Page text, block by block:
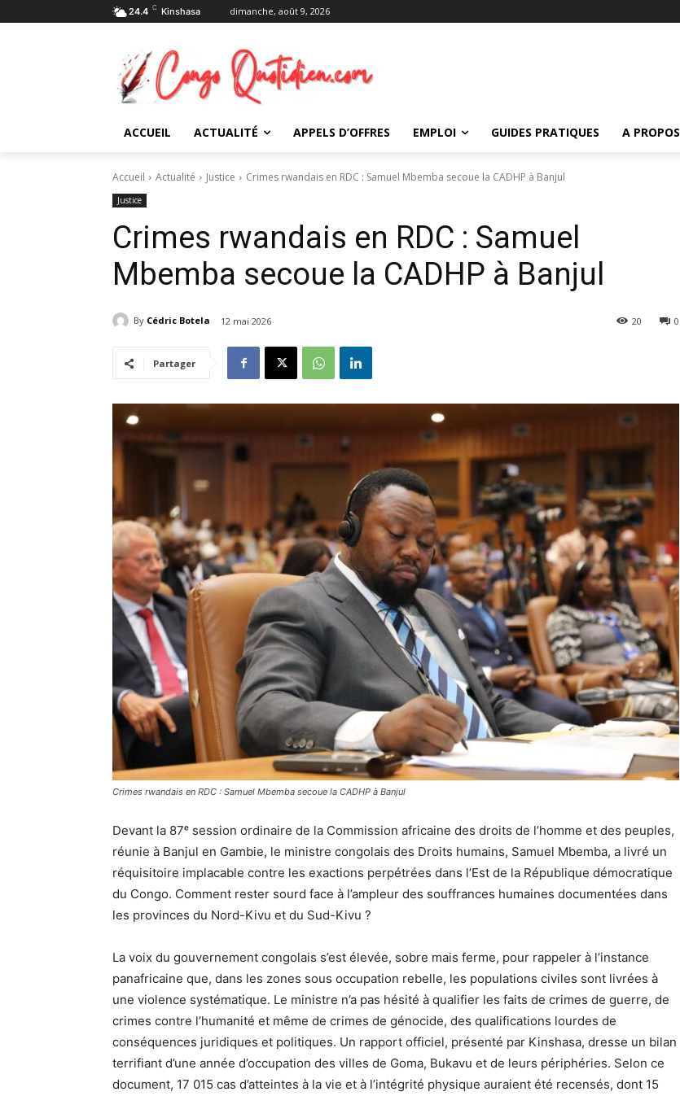
24.4 C Kinshasa dimanche, août 9, 2026
ACCUEIL ACTUALITÉ APPELS D’OFFRES EMPLOI GUIDES PRATIQUES A PROPOS
Accueil Actualité Justice Crimes rwandais en RDC : Samuel Mbemba secoue la CADHP à Banjul
Justice
Crimes rwandais en RDC : Samuel
Mbemba secoue la CADHP à Banjul
By Cédric Botela 12 mai 2026 0
20
Partager
Crimes rwandais en RDC : Samuel Mbemba secoue la CADHP à Banjul
Devant la 87ᵉ session ordinaire de la Commission africaine des droits de l’homme et des peuples,
réunie à Banjul en Gambie, le ministre congolais des Droits humains, Samuel Mbemba, a livré un
réquisitoire implacable contre les exactions perpétrées dans l’Est de la République démocratique
du Congo. Comment rester sourd face à l’ampleur des souffrances humaines documentées dans
les provinces du Nord-Kivu et du Sud-Kivu ?
La voix du gouvernement congolais s’est élevée, sobre mais ferme, pour rappeler à l’instance
panafricaine que, dans les zones sous occupation rebelle, les populations civiles sont livrées à
une violence systématique. Le ministre n’a pas hésité à qualifier les faits de crimes de guerre, de
crimes contre l’humanité et même de crimes de génocide, des qualifications lourdes de
conséquences juridiques et politiques. Un rapport officiel, présenté par Kinshasa, dresse un bilan
terrifiant d’une année d’occupation des villes de Goma, Bukavu et de leurs périphéries. Selon ce
document, 17 015 cas d’atteintes à la vie et à l’intégrité physique auraient été recensés, dont 15